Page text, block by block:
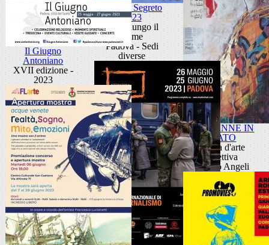
Portello Segreto
2023
Storie lungo il
fiume
Padova - Sedi
diverse
+ 40 DONNE IN
PRATO
Mostra d'arte
collettiva
Palazzo Angeli
Il Giugno
Antoniano
XVII edizione -
2023